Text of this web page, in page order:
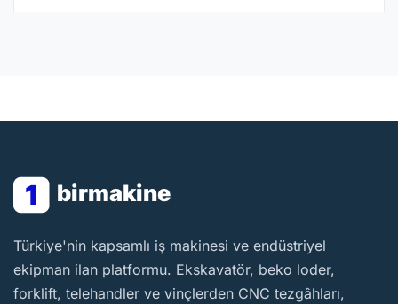
1 birmakine
BirMakine
Türkiye'nin kapsamlı iş makinesi ve endüstriyel
ekipman ilan platformu. Ekskavatör, beko loder,
forklift, telehandler ve vinçlerden CNC tezgâhları,